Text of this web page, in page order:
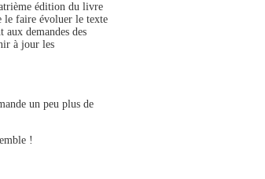
édition du livre
le faire évoluer le texte
demandes des
à jour les
un peu plus de
!